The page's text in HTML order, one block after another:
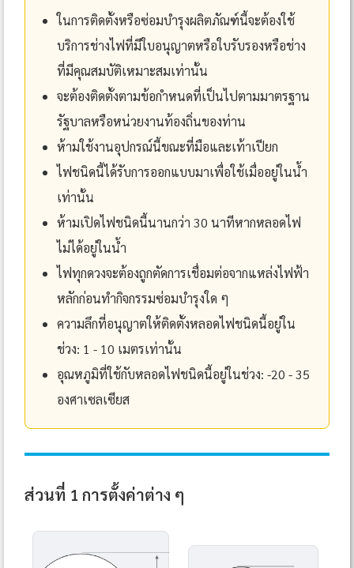
ในการติดตั้งหรือซ่อมบำรุงผลิตภัณฑ์นี้จะต้องใช้
บริการช่างไฟที่มีใบอนุญาตหรือใบรับรองหรือช่าง
ที่มีคุณสมบัติเหมาะสมเท่านั้น
จะต้องติดตั้งตามข้อกำหนดที่เป็นไปตามมาตรฐาน
รัฐบาลหรือหน่วยงานท้องถิ่นของท่าน
ห้ามใช้งานอุปกรณ์นี้ขณะที่มือและเท้าเปียก
ไฟชนิดนี้ได้รับการออกแบบมาเพื่อใช้เมื่ออยู่ในน้ำ
เท่านั้น
ห้ามเปิดไฟชนิดนี้นานกว่า 30 นาทีหากหลอดไฟ
ไม่ได้อยู่ในน้ำ
ไฟทุกดวงจะต้องถูกตัดการเชื่อมต่อจากแหล่งไฟฟ้า
หลักก่อนทำกิจกรรมซ่อมบำรุงใด ๆ
ความลึกที่อนุญาตให้ติดตั้งหลอดไฟชนิดนี้อยู่ใน
ช่วง: 1 - 10 เมตรเท่านั้น
อุณหภูมิที่ใช้กับหลอดไฟชนิดนี้อยู่ในช่วง: -20 - 35
องศาเซลเซียส
ส่วนที่ 1 การตั้งค่าต่าง ๆ